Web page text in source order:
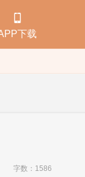

下载
字数：1586